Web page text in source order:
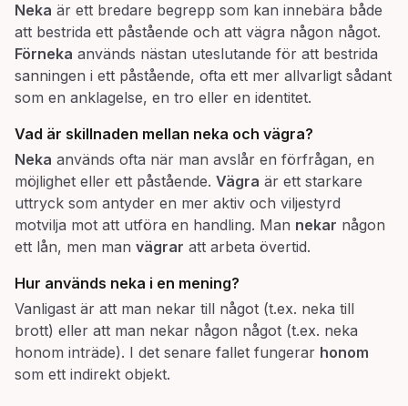
Neka är ett bredare begrepp som kan innebära både
att bestrida ett påstående och att vägra någon något.
Förneka används nästan uteslutande för att bestrida
sanningen i ett påstående, ofta ett mer allvarligt sådant
som en anklagelse, en tro eller en identitet.
Vad är skillnaden mellan neka och vägra?
Neka används ofta när man avslår en förfrågan, en
möjlighet eller ett påstående. Vägra är ett starkare
uttryck som antyder en mer aktiv och viljestyrd
motvilja mot att utföra en handling. Man nekar någon
ett lån, men man vägrar att arbeta övertid.
Hur används neka i en mening?
Vanligast är att man nekar till något (t.ex. neka till
brott) eller att man nekar någon något (t.ex. neka
honom inträde). I det senare fallet fungerar honom
som ett indirekt objekt.